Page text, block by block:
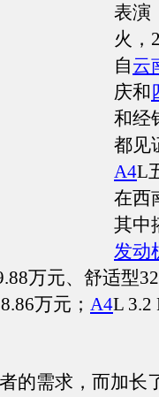
表演
火，
自云
庆和
和经
都见
A4L
在西
其中
发动
万元、舒适型
万元； A4L 3.2
的需求，而加长